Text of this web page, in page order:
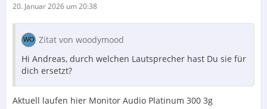
20. Januar 2026 um 20:38
Zitat von woodymood
Hi Andreas, durch welchen Lautsprecher hast Du sie für
dich ersetzt?
Aktuell laufen hier Monitor Audio Platinum 300 3g